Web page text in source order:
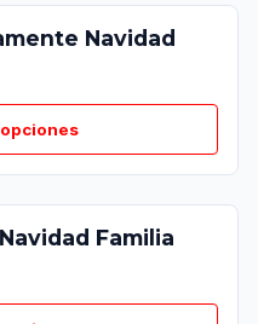
Navidad
Familia